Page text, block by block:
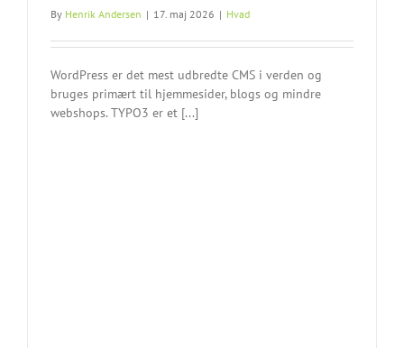
By Henrik Andersen | 17. maj 2026 | Hvad
WordPress er det mest udbredte CMS i verden og
bruges primært til hjemmesider, blogs og mindre
webshops. TYPO3 er et [...]